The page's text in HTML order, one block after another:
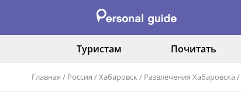
Туристам Почитать
Главная / Россия /Хабаровск / Развлечения Хабаровска /